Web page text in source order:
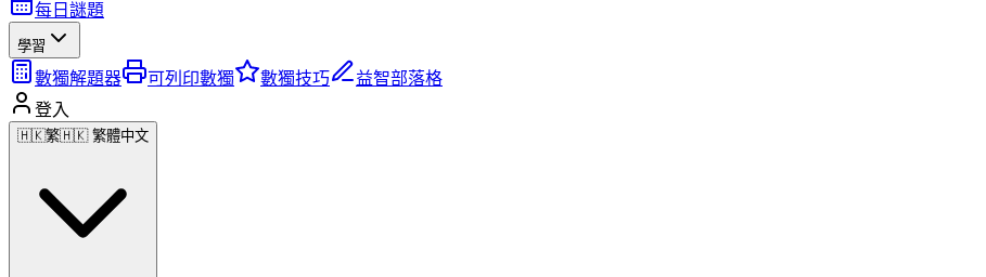
每日謎題
學習
數獨解題器 可列印數獨 數獨技巧
益智部落格
登入
🇭🇰繁🇭🇰 繁體中文